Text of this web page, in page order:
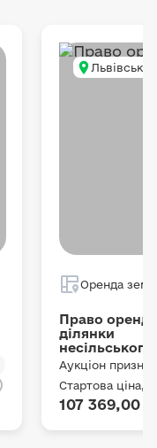
Львівська
Оренда
Право
ділянки
га,
Шептицької
Аукціон
Стартова ціна,
107 369,00